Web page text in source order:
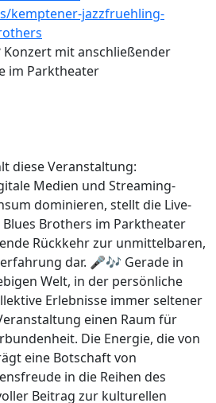
kemptener-jazzfruehling-
mit anschließender
im Parktheater
diese Veranstaltung:
Medien und Streaming-
dominieren, stellt die Live-
Brothers im Parktheater
Rückkehr zur unmittelbaren,
dar. 🎤🎶 Gerade in
Welt, in der persönliche
Erlebnisse immer seltener
einen Raum für
Die Energie, die von
eine Botschaft von
in die Reihen des
Beitrag zur kulturellen